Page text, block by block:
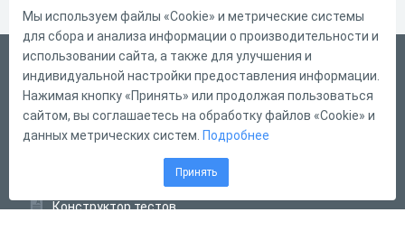
Русский
Справка
Форма обратной связи
Конструктор тестов
Мы используем файлы «Cookie» и метрические системы
для сбора и анализа информации о производительности и
использовании сайта, а также для улучшения и
индивидуальной настройки предоставления информации.
Нажимая кнопку «Принять» или продолжая пользоваться
сайтом, вы соглашаетесь на обработку файлов «Cookie» и
данных метрических систем. Подробнее
Принять